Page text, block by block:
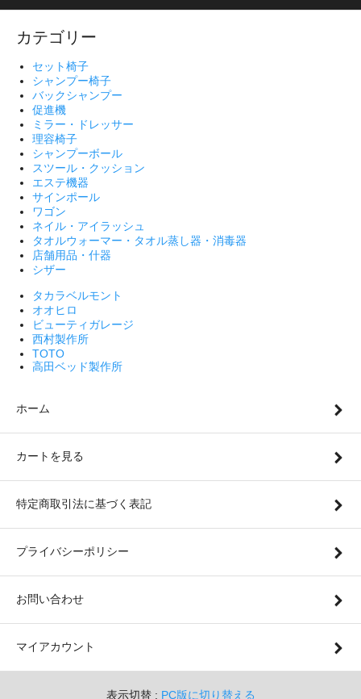
カテゴリー
セット椅子
シャンプー椅子
バックシャンプー
促進機
ミラー・ドレッサー
理容椅子
シャンプーボール
スツール・クッション
エステ機器
サインポール
ワゴン
ネイル・アイラッシュ
タオルウォーマー・タオル蒸し器・消毒器
店舗用品・什器
シザー
タカラベルモント
オオヒロ
ビューティガレージ
西村製作所
TOTO
高田ベッド製作所
ホーム
カートを見る
特定商取引法に基づく表記
プライバシーポリシー
お問い合わせ
マイアカウント
表示切替 : PC版に切り替える